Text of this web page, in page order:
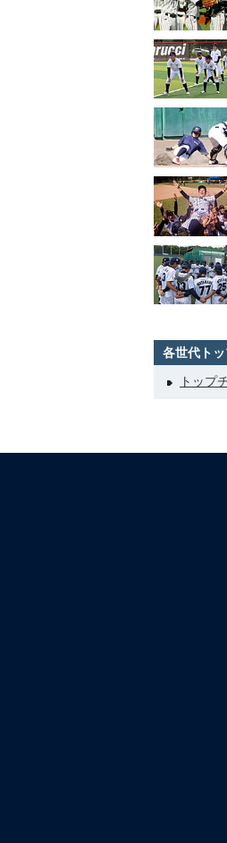
各世代ト
トップ